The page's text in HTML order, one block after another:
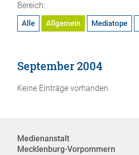
Bereich:
Alle Allgemein Mediatope
September 2004
Keine Einträge vorhanden.
Medienanstalt
Mecklenburg-Vorpommern